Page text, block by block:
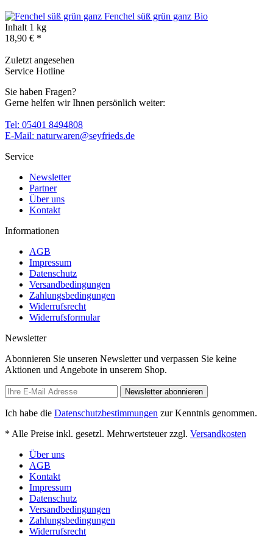
Fenchel süß grün ganz Bio
Inhalt 1 kg
18,90 € *
Zuletzt angesehen
Service Hotline
Sie haben Fragen?
Gerne helfen wir Ihnen persönlich weiter:
Tel: 05401 8494808
E-Mail: naturwaren@seyfrieds.de
Service
Newsletter
Partner
Über uns
Kontakt
Informationen
AGB
Impressum
Datenschutz
Versandbedingungen
Zahlungsbedingungen
Widerrufsrecht
Widerrufsformular
Newsletter
Abonnieren Sie unseren Newsletter und verpassen Sie keine
Aktionen und Angebote in unserem Shop.
Newsletter abonnieren
Ich habe die Datenschutzbestimmungen zur Kenntnis genommen.
* Alle Preise inkl. gesetzl. Mehrwertsteuer zzgl. Versandkosten
Über uns
AGB
Kontakt
Impressum
Datenschutz
Versandbedingungen
Zahlungsbedingungen
Widerrufsrecht